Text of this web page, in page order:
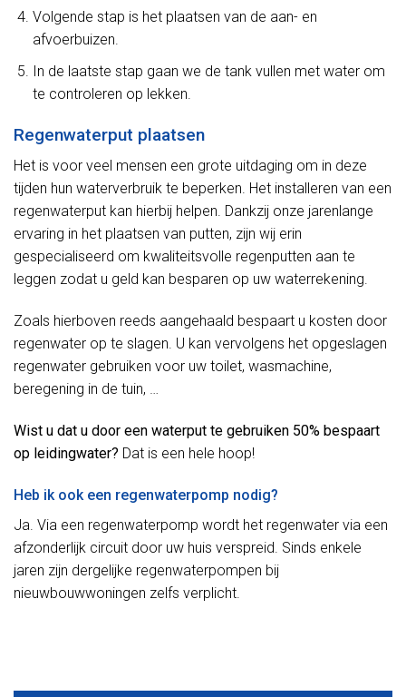
Volgende stap is het plaatsen van de aan- en
afvoerbuizen.
In de laatste stap gaan we de tank vullen met water om
te controleren op lekken.
Regenwaterput plaatsen
Het is voor veel mensen een grote uitdaging om in deze
tijden hun waterverbruik te beperken. Het installeren van een
regenwaterput kan hierbij helpen. Dankzij onze jarenlange
ervaring in het plaatsen van putten, zijn wij erin
gespecialiseerd om kwaliteitsvolle regenputten aan te
leggen zodat u geld kan besparen op uw waterrekening.
Zoals hierboven reeds aangehaald bespaart u kosten door
regenwater op te slagen. U kan vervolgens het opgeslagen
regenwater gebruiken voor uw toilet, wasmachine,
beregening in de tuin, …
Wist u dat u door een waterput te gebruiken 50% bespaart
op leidingwater? Dat is een hele hoop!
Heb ik ook een regenwaterpomp nodig?
Ja. Via een regenwaterpomp wordt het regenwater via een
afzonderlijk circuit door uw huis verspreid. Sinds enkele
jaren zijn dergelijke regenwaterpompen bij
nieuwbouwwoningen zelfs verplicht.